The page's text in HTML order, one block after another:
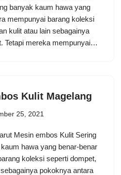
banyak kaum hawa yang
mempunyai barang koleksi
kulit atau lain sebagainya
Tetapi mereka mempunyai…
Kulit Magelang
25, 2021
Mesin embos Kulit Sering
hawa yang benar-benar
koleksi seperti dompet,
pokoknya antara